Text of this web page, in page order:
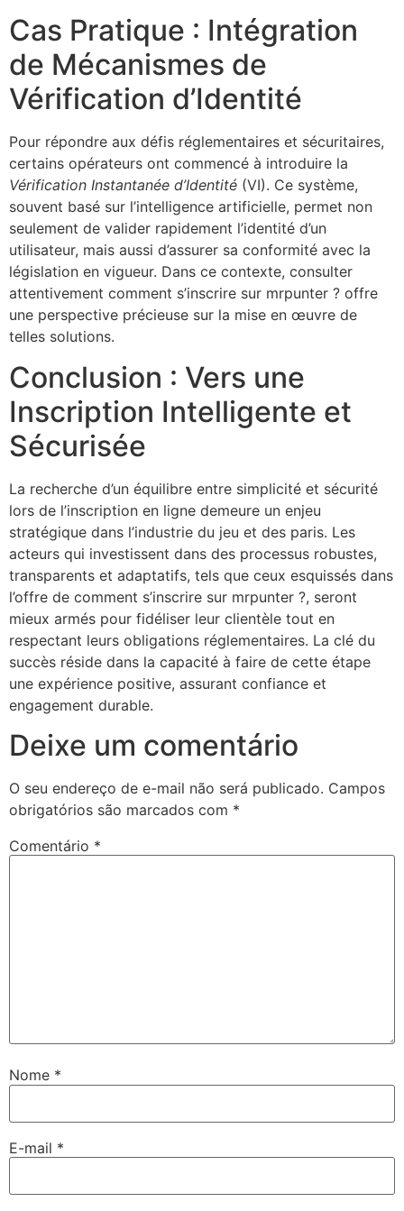
Cas Pratique : Intégration
de Mécanismes de
Vérification d’Identité
Pour répondre aux défis réglementaires et sécuritaires,
certains opérateurs ont commencé à introduire la
Vérification Instantanée d’Identité (VI). Ce système,
souvent basé sur l’intelligence artificielle, permet non
seulement de valider rapidement l’identité d’un
utilisateur, mais aussi d’assurer sa conformité avec la
législation en vigueur. Dans ce contexte, consulter
attentivement comment s’inscrire sur mrpunter ? offre
une perspective précieuse sur la mise en œuvre de
telles solutions.
Conclusion : Vers une
Inscription Intelligente et
Sécurisée
La recherche d’un équilibre entre simplicité et sécurité
lors de l’inscription en ligne demeure un enjeu
stratégique dans l’industrie du jeu et des paris. Les
acteurs qui investissent dans des processus robustes,
transparents et adaptatifs, tels que ceux esquissés dans
l’offre de comment s’inscrire sur mrpunter ?, seront
mieux armés pour fidéliser leur clientèle tout en
respectant leurs obligations réglementaires. La clé du
succès réside dans la capacité à faire de cette étape
une expérience positive, assurant confiance et
engagement durable.
Deixe um comentário
O seu endereço de e-mail não será publicado. Campos
obrigatórios são marcados com *
Comentário *
Nome *
E-mail *